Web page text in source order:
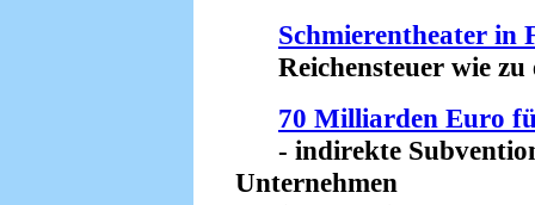
Schmierentheater in
Reichensteuer wie zu
70 Milliarden Euro
- indirekte
Unternehmen